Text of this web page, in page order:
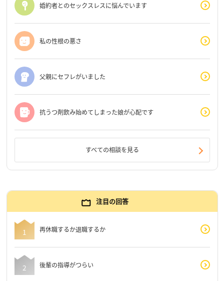
婚約者とのセックスレスに悩んでいます
私の性根の悪さ
父親にセフレがいました
抗うつ剤飲み始めてしまった娘が心配です
すべての相談を見る
注目の回答
再休職するか退職するか
後輩の指導がつらい